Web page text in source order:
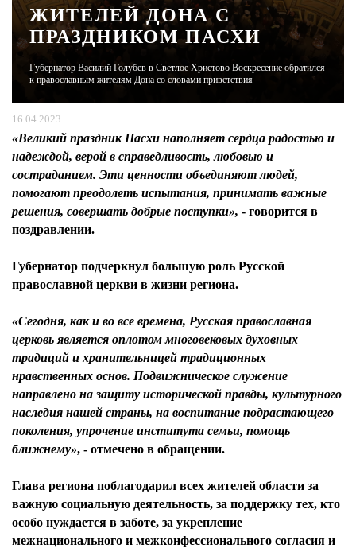
ЖУРНАЛ
ЖИТЕЛЕЙ ДОНА С
ПРАЗДНИКОМ ПАСХИ
Губернатор Василий Голубев в Светлое Христово Воскресение обратился
к православным жителям Дона со словами приветствия
16.04.2023
«Великий праздник Пасхи наполняет сердца радостью и
надеждой, верой в справедливость, любовью и
состраданием. Эти ценности объединяют людей,
помогают преодолеть испытания, принимать важные
решения, совершать добрые поступки», - говорится в
поздравлении.
Губернатор подчеркнул большую роль Русской
православной церкви в жизни региона.
«Сегодня, как и во все времена, Русская православная
церковь является оплотом многовековых духовных
традиций и хранительницей традиционных
нравственных основ. Подвижническое служение
направлено на защиту исторической правды, культурного
наследия нашей страны, на воспитание подрастающего
поколения, упрочение института семьи, помощь
ближнему», - отмечено в обращении.
Глава региона поблагодарил всех жителей области за
важную социальную деятельность, за поддержку тех, кто
особо нуждается в заботе, за укрепление
межнационального и межконфессионального согласия и